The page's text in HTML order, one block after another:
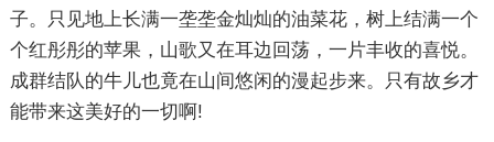
子。只见地上长满一垄垄金灿灿的油菜花，树上结满一个
个红彤彤的苹果，山歌又在耳边回荡，一片丰收的喜悦。
成群结队的牛儿也竟在山间悠闲的漫起步来。只有故乡才
能带来这美好的一切啊!